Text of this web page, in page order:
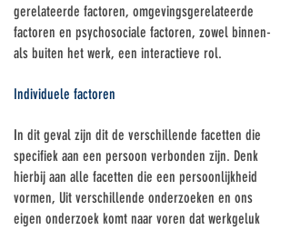
gerelateerde factoren, omgevingsgerelateerde
factoren en psychosociale factoren, zowel binnen-
als buiten het werk, een interactieve rol.
Individuele factoren
In dit geval zijn dit de verschillende facetten die
specifiek aan een persoon verbonden zijn. Denk
hierbij aan alle facetten die een persoonlijkheid
vormen, Uit verschillende onderzoeken en ons
eigen onderzoek komt naar voren dat werkgeluk